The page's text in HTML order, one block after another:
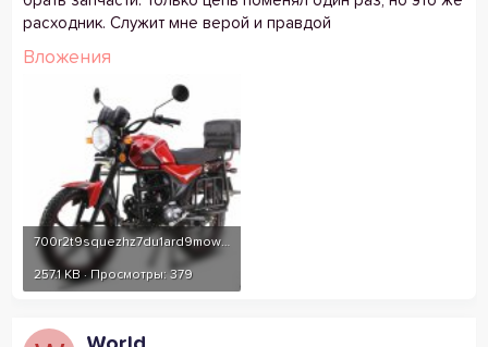
расходник. Служит мне верой и правдой
Вложения
700r2t9squezhz7du1ard9mown3i90xn.jpg
257.1 KB · Просмотры: 379